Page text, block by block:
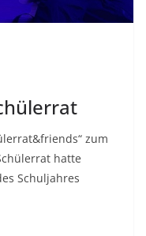
zum
hatte
Schuljahres